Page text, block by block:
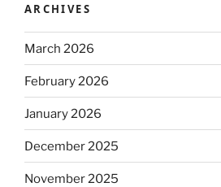
ARCHIVES
March 2026
February 2026
January 2026
December 2025
November 2025